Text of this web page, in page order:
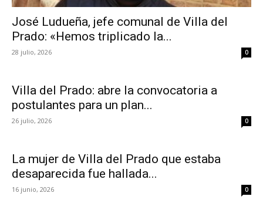
José Ludueña, jefe comunal de Villa del
Prado: «Hemos triplicado la...
28 julio, 2026 0
Villa del Prado: abre la convocatoria a
postulantes para un plan...
26 julio, 2026 0
La mujer de Villa del Prado que estaba
desaparecida fue hallada...
16 junio, 2026 0